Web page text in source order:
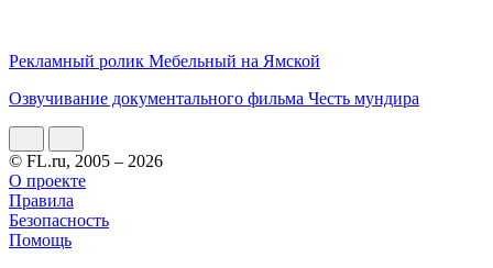
Рекламный ролик Мебельный на Ямской
Озвучивание документального фильма Честь мундира
© FL.ru, 2005 – 2026
О проекте
Правила
Безопасность
Помощь